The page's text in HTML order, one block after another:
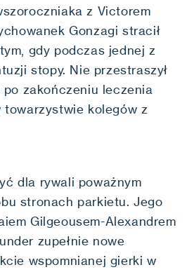
z Victorem
Gonzagi stracił
gdy podczas jednej z
stopy. Nie przestraszył
zakończeniu leczenia
towarzystwie kolegów z
dla rywali poważnym
stronach parkietu. Jego
Gilgeousem-Alexandrem
zupełnie nowe
wspomnianej gierki w